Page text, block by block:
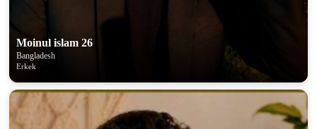
Moinul islam 26
Bangladesh
Erkek